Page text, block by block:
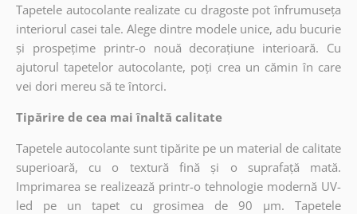
Tapetele autocolante realizate cu dragoste pot înfrumuseța
interiorul casei tale. Alege dintre modele unice, adu bucurie
și prospețime printr-o nouă decorațiune interioară. Cu
ajutorul tapetelor autocolante, poți crea un cămin în care
vei dori mereu să te întorci.
Tipărire de cea mai înaltă calitate
Tapetele autocolante sunt tipărite pe un material de calitate
superioară, cu o textură fină și o suprafață mată.
Imprimarea se realizează printr-o tehnologie modernă UV-
led pe un tapet cu grosimea de 90 µm. Tapetele